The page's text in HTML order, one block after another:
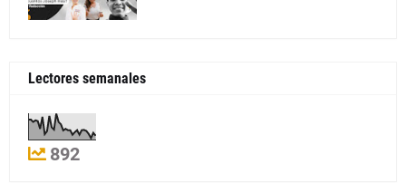
Lectores semanales
892